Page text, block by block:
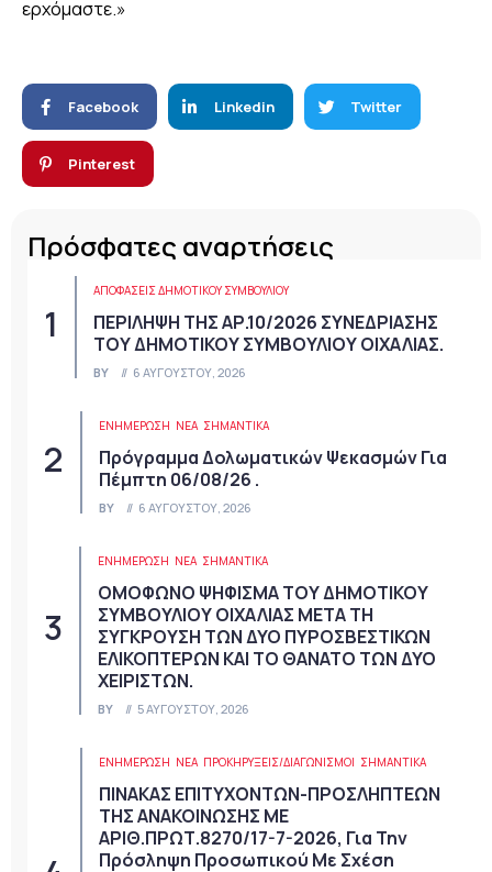
ερχόμαστε.»
Facebook Linkedin Twitter
Pinterest
Πρόσφατες αναρτήσεις
ΑΠΟΦΆΣΕΙΣ ΔΗΜΟΤΙΚΟΎ ΣΥΜΒΟΥΛΊΟΥ
ΠΕΡΙΛΗΨΗ ΤΗΣ ΑΡ.10/2026 ΣΥΝΕΔΡΙΑΣΗΣ
ΤΟΥ ΔΗΜΟΤΙΚΟΥ ΣΥΜΒΟΥΛΙΟΥ ΟΙΧΑΛΙΑΣ.
BY 6 ΑΥΓΟΎΣΤΟΥ, 2026
ΕΝΗΜΕΡΩΣΗ ΝΈΑ ΣΗΜΑΝΤΙΚΆ
Πρόγραμμα Δολωματικών Ψεκασμών Για
Πέμπτη 06/08/26 .
BY 6 ΑΥΓΟΎΣΤΟΥ, 2026
ΕΝΗΜΕΡΩΣΗ ΝΈΑ ΣΗΜΑΝΤΙΚΆ
ΟΜΟΦΩΝΟ ΨΗΦΙΣΜΑ ΤΟΥ ΔΗΜΟΤΙΚΟΥ
ΣΥΜΒΟΥΛΙΟΥ ΟΙΧΑΛΙΑΣ ΜΕΤΑ ΤΗ
ΣΥΓΚΡΟΥΣΗ ΤΩΝ ΔΥΟ ΠΥΡΟΣΒΕΣΤΙΚΩΝ
ΕΛΙΚΟΠΤΕΡΩΝ ΚΑΙ ΤΟ ΘΑΝΑΤΟ ΤΩΝ ΔΥΟ
ΧΕΙΡΙΣΤΩΝ.
BY 5 ΑΥΓΟΎΣΤΟΥ, 2026
ΕΝΗΜΕΡΩΣΗ ΝΈΑ ΠΡΟΚΗΡΎΞΕΙΣ/ΔΙΑΓΩΝΙΣΜΟΊ ΣΗΜΑΝΤΙΚΆ
ΠΙΝΑΚΑΣ ΕΠΙΤΥΧΟΝΤΩΝ-ΠΡΟΣΛΗΠΤΕΩΝ
ΤΗΣ ΑΝΑΚΟΙΝΩΣΗΣ ΜΕ
ΑΡΙΘ.ΠΡΩΤ.8270/17-7-2026, Για Την
Πρόσληψη Προσωπικού Με Σχέση